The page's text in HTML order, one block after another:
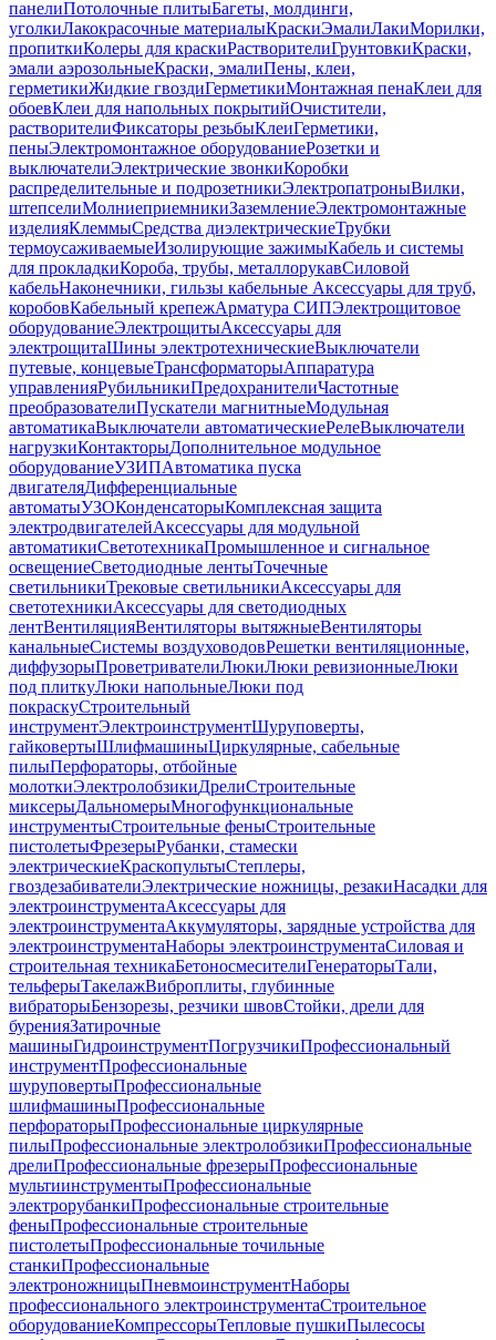
панелиПотолочные плитыБагеты, молдинги,
уголкиЛакокрасочные материалыКраскиЭмалиЛакиМорилки,
пропиткиКолеры для краскиРастворителиГрунтовкиКраски,
эмали аэрозольныеКраски, эмалиПены, клеи,
герметикиЖидкие гвоздиГерметикиМонтажная пенаКлеи для
обоевКлеи для напольных покрытийОчистители,
растворителиФиксаторы резьбыКлеиГерметики,
пеныЭлектромонтажное оборудованиеРозетки и
выключателиЭлектрические звонкиКоробки
распределительные и подрозетникиЭлектропатроныВилки,
штепселиМолниеприемникиЗаземлениеЭлектромонтажные
изделияКлеммыСредства диэлектрическиеТрубки
термоусаживаемыеИзолирующие зажимыКабель и системы
для прокладкиКороба, трубы, металлорукавСиловой
кабельНаконечники, гильзы кабельные Аксессуары для труб,
коробовКабельный крепежАрматура СИПЭлектрощитовое
оборудованиеЭлектрощитыАксессуары для
электрощитаШины электротехническиеВыключатели
путевые, концевыеТрансформаторыАппаратура
управленияРубильникиПредохранителиЧастотные
преобразователиПускатели магнитныеМодульная
автоматикаВыключатели автоматическиеРелеВыключатели
нагрузкиКонтакторыДополнительное модульное
оборудованиеУЗИПАвтоматика пуска
двигателяДифференциальные
автоматыУЗОКонденсаторыКомплексная защита
электродвигателейАксессуары для модульной
автоматикиСветотехникаПромышленное и сигнальное
освещениеСветодиодные лентыТочечные
светильникиТрековые светильникиАксессуары для
светотехникиАксессуары для светодиодных
лентВентиляцияВентиляторы вытяжныеВентиляторы
канальныеСистемы воздуховодовРешетки вентиляционные,
диффузорыПроветривателиЛюкиЛюки ревизионныеЛюки
под плиткуЛюки напольныеЛюки под
покраскуСтроительный
инструментЭлектроинструментШуруповерты,
гайковертыШлифмашиныЦиркулярные, сабельные
пилыПерфораторы, отбойные
молоткиЭлектролобзикиДрелиСтроительные
миксерыДальномерыМногофункциональные
инструментыСтроительные феныСтроительные
пистолетыФрезерыРубанки, стамески
электрическиеКраскопультыСтеплеры,
гвоздезабивателиЭлектрические ножницы, резакиНасадки для
электроинструментаАксессуары для
электроинструментаАккумуляторы, зарядные устройства для
электроинструментаНаборы электроинструментаСиловая и
строительная техникаБетоносмесителиГенераторыТали,
тельферыТакелажВиброплиты, глубинные
вибраторыБензорезы, резчики швовСтойки, дрели для
буренияЗатирочные
машиныГидроинструментПогрузчикиПрофессиональный
инструментПрофессиональные
шуруповертыПрофессиональные
шлифмашиныПрофессиональные
перфораторыПрофессиональные циркулярные
пилыПрофессиональные электролобзикиПрофессиональные
дрелиПрофессиональные фрезерыПрофессиональные
мультиинструментыПрофессиональные
электрорубанкиПрофессиональные строительные
феныПрофессиональные строительные
пистолетыПрофессиональные точильные
станкиПрофессиональные
электроножницыПневмоинструментНаборы
профессионального электроинструментаСтроительное
оборудованиеКомпрессорыТепловые пушкиПылесосы